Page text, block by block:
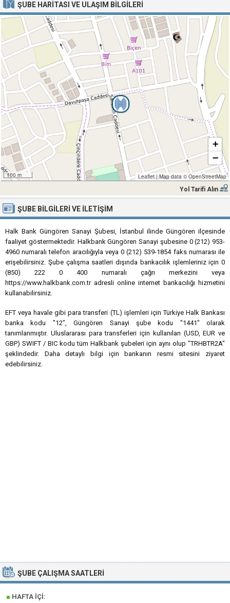
ŞUBE HARITASI VE ULAŞIM BILGILERI
100 m
+
−
Leaflet |Map data ©OpenStreetMap
Yol Tarifi Alın
ŞUBE BILGILERI VE İLETIŞIM
Halk Bank Güngören Sanayi Şubesi, İstanbul ilinde Güngören ilçesinde
faaliyet göstermektedir. Halkbank Güngören Sanayi şubesine 0 (212) 953-
4960 numaralı telefon aracılığıyla veya 0 (212) 539-1854 faks numarası ile
erişebilirsiniz. Şube çalışma saatleri dışında bankacılık işlemleriniz için 0
(850) 222 0 400 numaralı çağrı merkezini veya
https://www.halkbank.com.tr adresli online internet bankacılığı hizmetini
kullanabilirsiniz.
EFT veya havale gibi para transferi (TL) işlemleri için Türkiye Halk Bankası
banka kodu "12", Güngören Sanayi şube kodu "1441" olarak
tanımlanmıştır. Uluslararası para transferleri için kullanılan (USD, EUR ve
GBP) SWIFT / BIC kodu tüm Halkbank şubeleri için aynı olup "TRHBTR2A"
şeklindedir. Daha detaylı bilgi için bankanın resmi sitesini ziyaret
edebilirsiniz.
ŞUBE ÇALIŞMA SAATLERI
■ HAFTA İÇI: